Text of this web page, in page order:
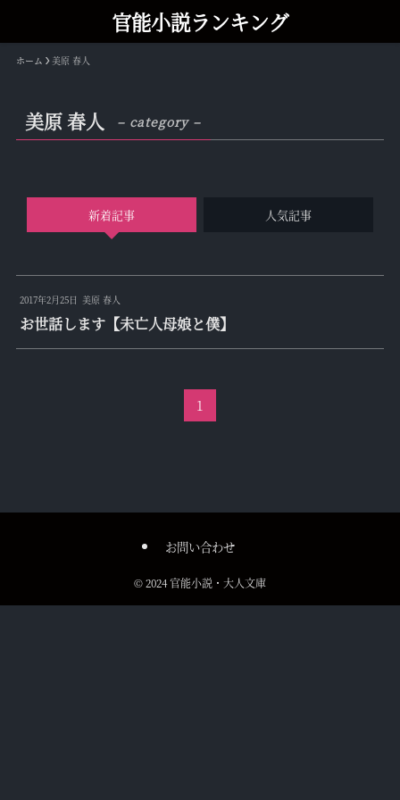
官能小説ランキング
ホーム 美原 春人
美原 春人 – category –
新着記事 人気記事
2017年2月25日 美原 春人
お世話します【未亡人母娘と僕】
1
お問い合わせ
©2024 官能小説・大人文庫